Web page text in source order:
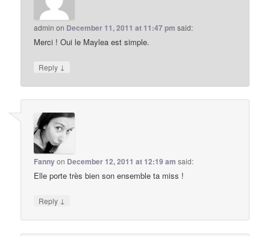
admin on December 11, 2011 at 11:47 pm said:
Merci ! Oui le Maylea est simple.
Reply ↓
Fannyon December 12, 2011 at 12:19 am said:
Elle porte très bien son ensemble ta miss !
Reply ↓